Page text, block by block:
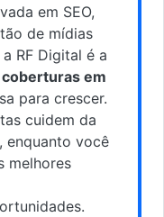
em SEO,
de mídias
RF Digital é a
em
para crescer.
cuidem da
enquanto você
melhores